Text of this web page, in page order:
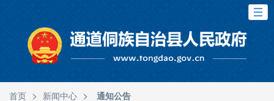
首页 > 新闻中心 > 通知公告